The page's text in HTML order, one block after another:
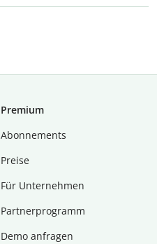
Premium
Abon­ne­ments
Preise
Für Unternehmen
Partnerprogramm
Demo anfragen